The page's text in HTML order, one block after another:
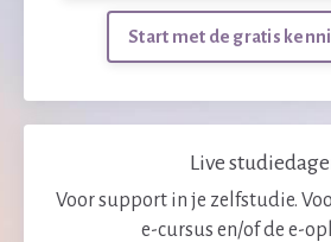
Start met de gratis
Live
Voor support in je zelfstudie.
e-cursus en/of de e-